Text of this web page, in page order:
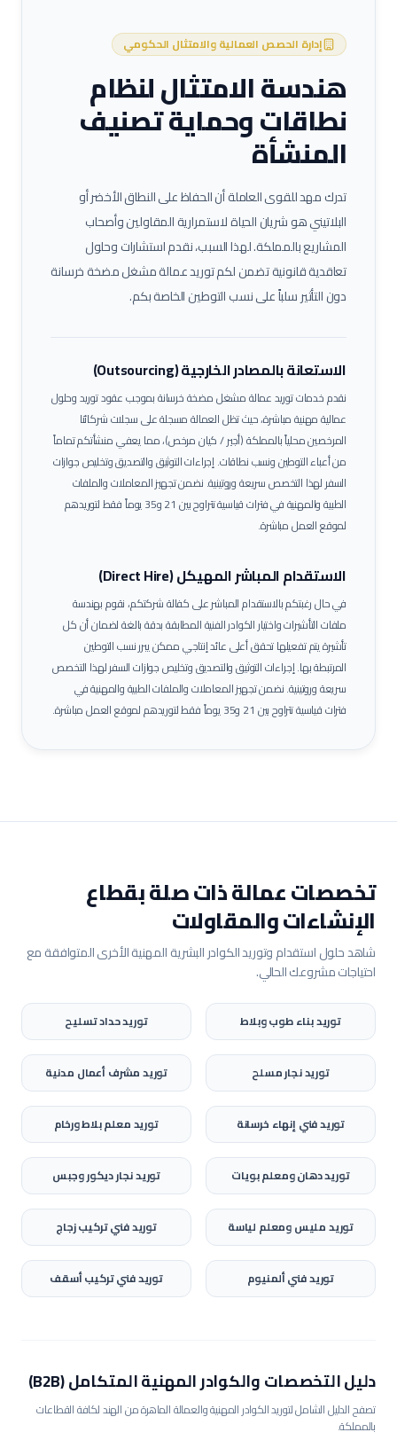
إدارة الحصص العمالية والامتثال الحكومي
هندسة الامتثال لنظام
نطاقات وحماية تصنيف
المنشأة
تدرك مهد للقوى العاملة أن الحفاظ على النطاق الأخضر أو
البلاتيني هو شريان الحياة لاستمرارية المقاولين وأصحاب
المشاريع بالمملكة. لهذا السبب، نقدم استشارات وحلول
تعاقدية قانونية تضمن لكم توريد عمالةمشغل مضخة خرسانة
دون التأثير سلباً على نسب التوطين الخاصة بكم.
الاستعانة بالمصادر الخارجية (Outsourcing)
نقدم خدمات توريد عمالةمشغل مضخة خرسانةبموجب عقود توريد وحلول
عمالية مهنية مباشرة، حيث تظل العمالة مسجلة على سجلات شركائنا
المرخصين محلياً بالمملكة (أجير / كيان مرخص)، مما يعفي منشأتكم تماماً
من أعباء التوطين ونسب نطاقات.إجراءات التوثيق والتصديق وتخليص جوازات
السفر لهذا التخصص سريعة وروتينية. نضمن تجهيز المعاملات والملفات
الطبية والمهنية في فترات قياسية تتراوح بين 21 و35 يوماً فقط لتوريدهم
لموقع العمل مباشرة.
الاستقدام المباشر المهيكل (Direct Hire)
في حال رغبتكم بالاستقدام المباشر على كفالة شركتكم، نقوم بهندسة
ملفات التأشيرات واختيار الكوادر الفنية المطابقة بدقة بالغة لضمان أن كل
تأشيرة يتم تفعيلها تحقق أعلى عائد إنتاجي ممكن يبرر نسب التوطين
المرتبطة بها.إجراءات التوثيق والتصديق وتخليص جوازات السفر لهذا التخصص
سريعة وروتينية. نضمن تجهيز المعاملات والملفات الطبية والمهنية في
فترات قياسية تتراوح بين 21 و35 يوماً فقط لتوريدهم لموقع العمل مباشرة.
تخصصات عمالة ذات صلة بقطاع
الإنشاءات والمقاولات
شاهد حلول استقدام وتوريد الكوادر البشرية المهنية الأخرى المتوافقة مع
احتياجات مشروعك الحالي.
توريدبناء طوب وبلاط توريدحداد تسليح
توريدنجار مسلح توريدمشرف أعمال مدنية
توريدفني إنهاء خرسانة توريدمعلم بلاط ورخام
توريددهان ومعلم بويات توريدنجار ديكور وجبس
توريدمليس ومعلم لياسة توريدفني تركيب زجاج
توريدفني ألمنيوم توريدفني تركيب أسقف
دليل التخصصات والكوادر المهنية المتكامل (B2B)
تصفح الدليل الشامل لتوريد الكوادر المهنية والعمالة الماهرة من الهند لكافة القطاعات
بالمملكة.